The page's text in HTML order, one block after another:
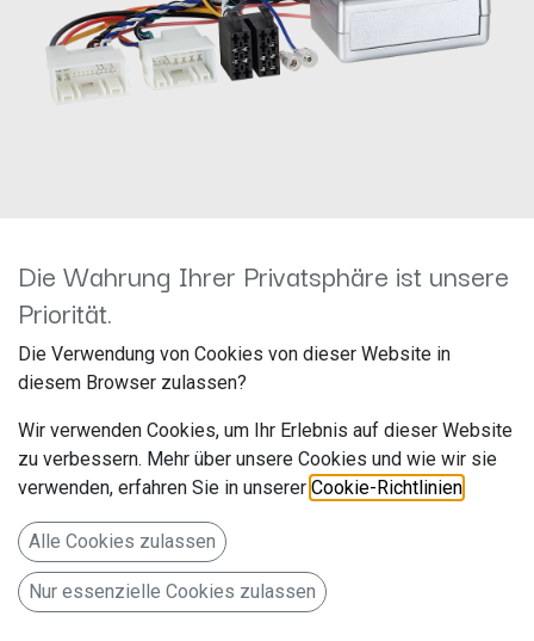
41shy 014
Lenkradfernbedienung für
Hyundai Santa Fe
Hersteller: ACV
acv GmbH
Straßburger Allee 10-12
Die Wahrung Ihrer Privatsphäre ist unsere
Priorität.
Die Verwendung von Cookies von dieser Website in
diesem Browser zulassen?
Wir verwenden Cookies, um Ihr Erlebnis auf dieser Website
zu verbessern. Mehr über unsere Cookies und wie wir sie
verwenden, erfahren Sie in unserer Cookie-Richtlinien
Alle Cookies zulassen
Nur essenzielle Cookies zulassen